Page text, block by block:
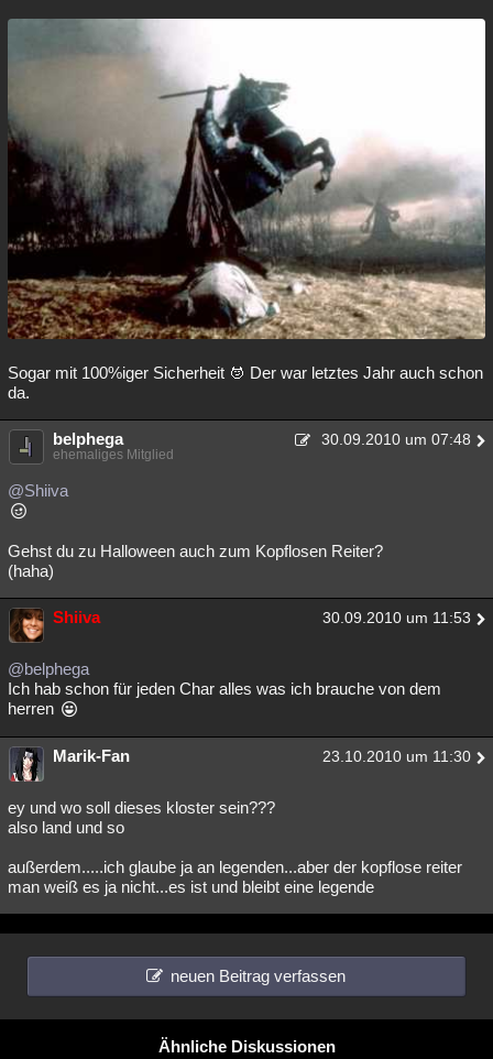
Sogar mit 100%iger Sicherheit
Der war letztes Jahr auch schon
da.
belphega 30.09.2010 um 07:48
ehemaliges Mitglied
@Shiiva
Gehst du zu Halloween auch zum Kopflosen Reiter?
(haha)
Shiiva 30.09.2010 um 11:53
@belphega
Ich hab schon für jeden Char alles was ich brauche von dem
herren
Marik-Fan 23.10.2010 um 11:30
ey und wo soll dieses kloster sein???
also land und so
außerdem.....ich glaube ja an legenden...aber der kopflose reiter
man weiß es ja nicht...es ist und bleibt eine legende
neuen Beitrag verfassen
Ähnliche Diskussionen